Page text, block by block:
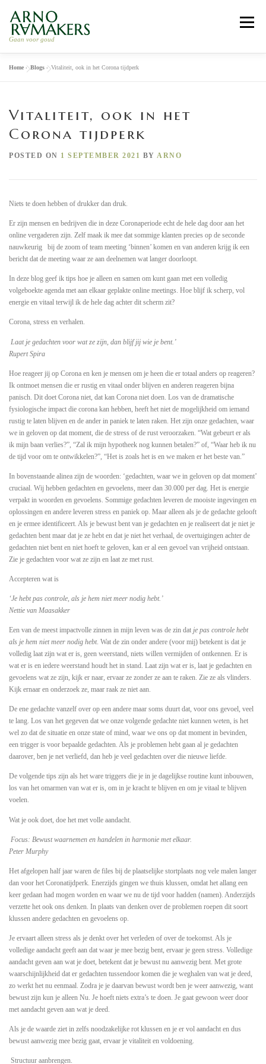
content
Gaan voor goud
Menu
HOME
RELATIE COACHING RETRAITE 2026
Home »Blogs »Vitaliteit, ook in het Corona tijdperk
Vitaliteit, ook in het
Corona tijdperk
POSTED ON 1 SEPTEMBER 2021 BY ARNO
Niets te doen hebben of drukker dan druk.
Er zijn mensen en bedrijven die in deze Coronaperiode echt de hele dag door aan het
online vergaderen zijn. Zelf maak ik mee dat sommige klanten precies op de seconde
nauwkeurig bij de zoom of team meeting ‘binnen’ komen en van anderen krijg ik een
bericht dat de meeting waar ze aan deelnemen wat langer doorloopt.
In deze blog geef ik tips hoe je alleen en samen om kunt gaan met een volledig
volgeboekte agenda met aan elkaar geplakte online meetings. Hoe blijf ik scherp, vol
energie en vitaal terwijl ik de hele dag achter dit scherm zit?
Corona, stress en verhalen.
Laat je gedachten voor wat ze zijn, dan blijf jij wie je bent.’
Rupert Spira
Hoe reageer jij op Corona en ken je mensen om je heen die er totaal anders op reageren?
Ik ontmoet mensen die er rustig en vitaal onder blijven en anderen reageren bijna
panisch. Dit doet Corona niet, dat kan Corona niet doen. Los van de dramatische
fysiologische impact die corona kan hebben, heeft het niet de mogelijkheid om iemand
rustig te laten blijven en de ander in paniek te laten raken. Het zijn onze gedachten, waar
we in geloven op dat moment, die de stress of de rust veroorzaken. “Wat gebeurt er als
ik mijn baan verlies?”, “Zal ik mijn hypotheek nog kunnen betalen?” of, “Waar heb ik nu
de tijd voor om te ontwikkelen?”, “Het is zoals het is en we maken er het beste van.”
In bovenstaande alinea zijn de woorden: ‘gedachten, waar we in geloven op dat moment’
cruciaal. Wij hebben gedachten en gevoelens, meer dan 30.000 per dag. Het is energie
verpakt in woorden en gevoelens. Sommige gedachten leveren de mooiste ingevingen en
oplossingen en andere leveren stress en paniek op. Maar alleen als je de gedachte gelooft
en je ermee identificeert. Als je bewust bent van je gedachten en je realiseert dat je niet je
gedachten bent maar dat je ze hebt en dat je niet het verhaal, de overtuigingen achter de
gedachten niet bent en niet hoeft te geloven, kan er al een gevoel van vrijheid ontstaan.
Zie je gedachten voor wat ze zijn en laat ze met rust.
Accepteren wat is
‘Je hebt pas controle, als je hem niet meer nodig hebt.’
Nettie van Maasakker
Een van de meest impactvolle zinnen in mijn leven was de zin dat je pas controle hebt
als je hem niet meer nodig hebt. Wat de zin onder andere (voor mij) betekent is dat je
volledig laat zijn wat er is, geen weerstand, niets willen vermijden of ontkennen. Er is
wat er is en iedere weerstand houdt het in stand. Laat zijn wat er is, laat je gedachten en
gevoelens wat ze zijn, kijk er naar, ervaar ze zonder ze aan te raken. Zie ze als vlinders.
Kijk ernaar en onderzoek ze, maar raak ze niet aan.
De ene gedachte vanzelf over op een andere maar soms duurt dat, voor ons gevoel, veel
te lang. Los van het gegeven dat we onze volgende gedachte niet kunnen weten, is het
wel zo dat de situatie en onze state of mind, waar we ons op dat moment in bevinden,
een trigger is voor bepaalde gedachten. Als je problemen hebt gaan al je gedachten
daarover, ben je net verliefd, dan heb je veel gedachten over die nieuwe liefde.
De volgende tips zijn als het ware triggers die je in je dagelijkse routine kunt inbouwen,
los van het omarmen van wat er is, om in je kracht te blijven en om je vitaal te blijven
voelen.
Wat je ook doet, doe het met volle aandacht.
Focus: Bewust waarnemen en handelen in harmonie met elkaar.
Peter Murphy
Het afgelopen half jaar waren de files bij de plaatselijke stortplaats nog vele malen langer
dan voor het Coronatijdperk. Enerzijds gingen we thuis klussen, omdat het allang een
keer gedaan had mogen worden en waar we nu de tijd voor hadden (namen). Anderzijds
verzette het ook ons denken. In plaats van denken over de problemen roepen dit soort
klussen andere gedachten en gevoelens op.
Je ervaart alleen stress als je denkt over het verleden of over de toekomst. Als je
volledige aandacht geeft aan dat waar je mee bezig bent, ervaar je geen stress. Volledige
aandacht geven aan wat je doet, betekent dat je bewust nu aanwezig bent. Met grote
waarschijnlijkheid dat er gedachten tussendoor komen die je weghalen van wat je deed,
zo werkt het nu eenmaal. Zodra je je daarvan bewust wordt ben je weer aanwezig, want
bewust zijn kun je alleen Nu. Je hoeft niets extra’s te doen. Je gaat gewoon weer door
met aandacht geven aan wat je deed.
Als je de waarde ziet in zelfs noodzakelijke rot klussen en je er vol aandacht en dus
bewust aanwezig mee bezig gaat, ervaar je vitaliteit en voldoening.
Structuur aanbrengen.